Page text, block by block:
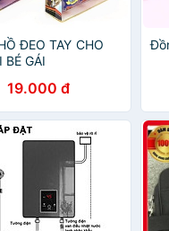
ĐEO TAY CHO
BÉ GÁI
19.000 đ